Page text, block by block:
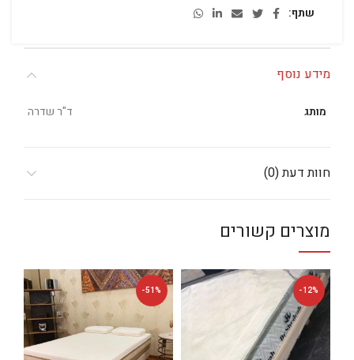
שתף
מידע נוסף
מותג ד"ר שדרה
חוות דעת (0)
מוצרים קשורים
-12%
-51%